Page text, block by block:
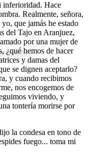
margins
Hace
Realmente, señora,
que jamás he estado
del Tajo en Aranjuez,
por una mujer de
¿qué hemos de hacer
y damas del
se dignen aceptarlo?
y cuando recibimos
nos encogemos de
viviendo, y
tontería morirse por
la condesa en tono de
fuego... toma mi